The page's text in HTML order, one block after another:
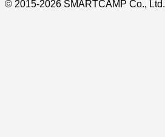
© 2015-2026 SMARTCAMP Co., Ltd.